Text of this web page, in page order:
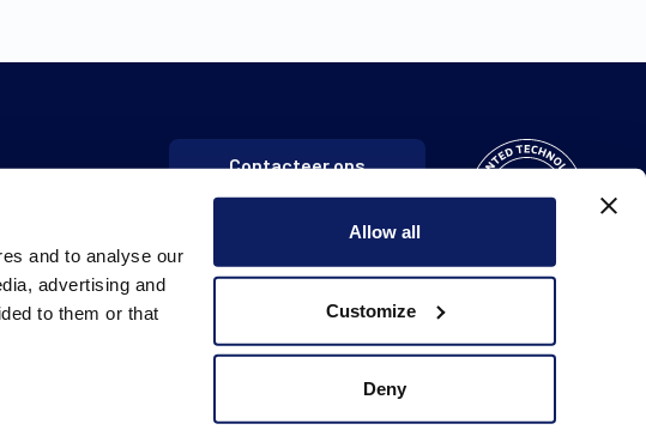
and to analyse our
advertising and
to them or that
Allow all
Customize
Deny
Contacteer ons
ToegankelijkheidsverklaringDisclaimerVerkoopsvoorwaarden